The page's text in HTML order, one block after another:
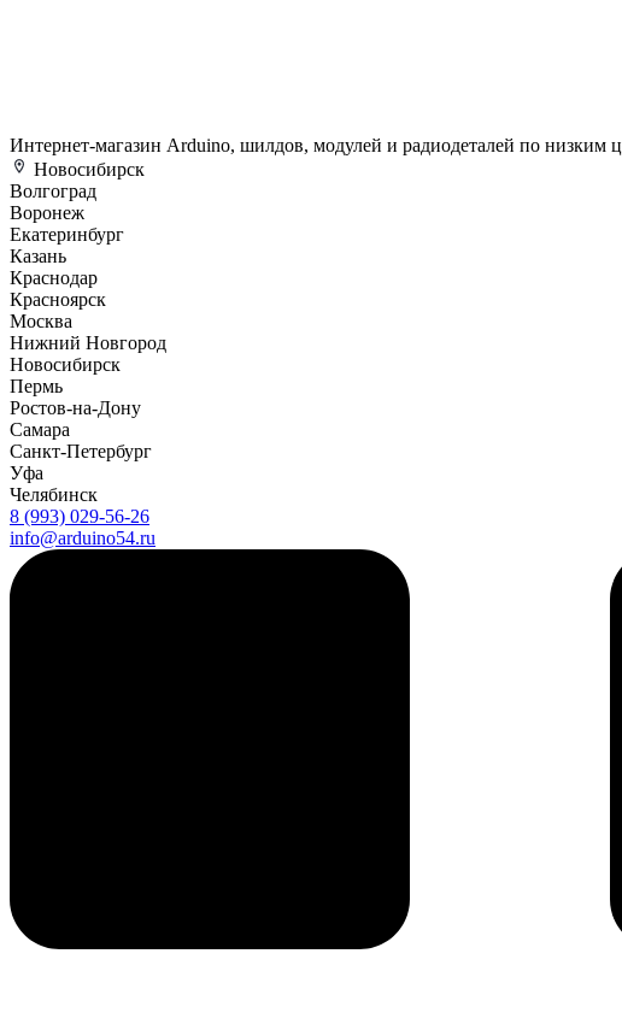
Интернет-магазин Arduino, шилдов, модулей и радиодеталей по низким
Новосибирск
Волгоград
Воронеж
Екатеринбург
Казань
Краснодар
Красноярск
Москва
Нижний Новгород
Новосибирск
Пермь
Ростов-на-Дону
Самара
Санкт-Петербург
Уфа
Челябинск
8 (993) 029-56-26
info@arduino54.ru